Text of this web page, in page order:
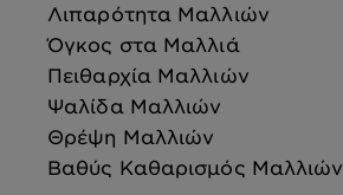
Λιπαρότητα Μαλλιών
Όγκος στα Μαλλιά
Πειθαρχία Μαλλιών
Ψαλίδα Μαλλιών
Θρέψη Μαλλιών
Βαθύς Καθαρισμός Μαλλιών